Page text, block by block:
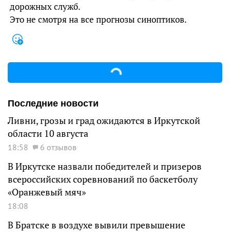
дорожных служб.
Это не смотря на все прогнозы синоптиков.
Последние новости
Ливни, грозы и град ожидаются в Иркутской
области 10 августа
18:58 6 отзывов
В Иркутске назвали победителей и призеров
всероссийских соревнований по баскетболу
«Оранжевый мяч»
18:08
В Братске в воздухе вывили превышение